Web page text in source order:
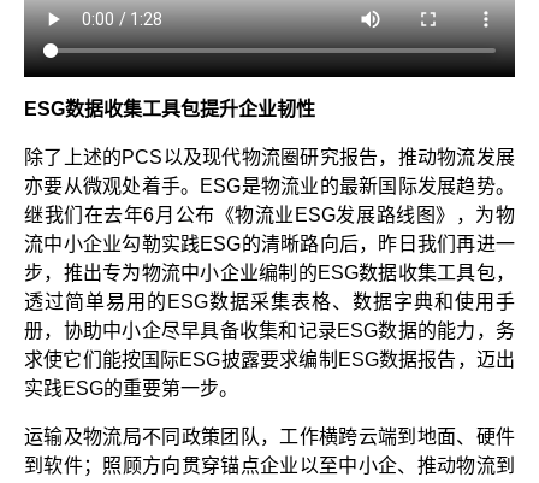
ESG数据收集工具包提升企业韧性
除了上述的PCS以及现代物流圈研究报告，推动物流发展
亦要从微观处着手。ESG是物流业的最新国际发展趋势。
继我们在去年6月公布《物流业ESG发展路线图》，为物
流中小企业勾勒实践ESG的清晰路向后，昨日我们再进一
步，推出专为物流中小企业编制的ESG数据收集工具包，
透过简单易用的ESG数据采集表格、数据字典和使用手
册，协助中小企尽早具备收集和记录ESG数据的能力，务
求使它们能按国际ESG披露要求编制ESG数据报告，迈出
实践ESG的重要第一步。
运输及物流局不同政策团队，工作横跨云端到地面、硬件
到软件；照顾方向贯穿锚点企业以至中小企、推动物流到